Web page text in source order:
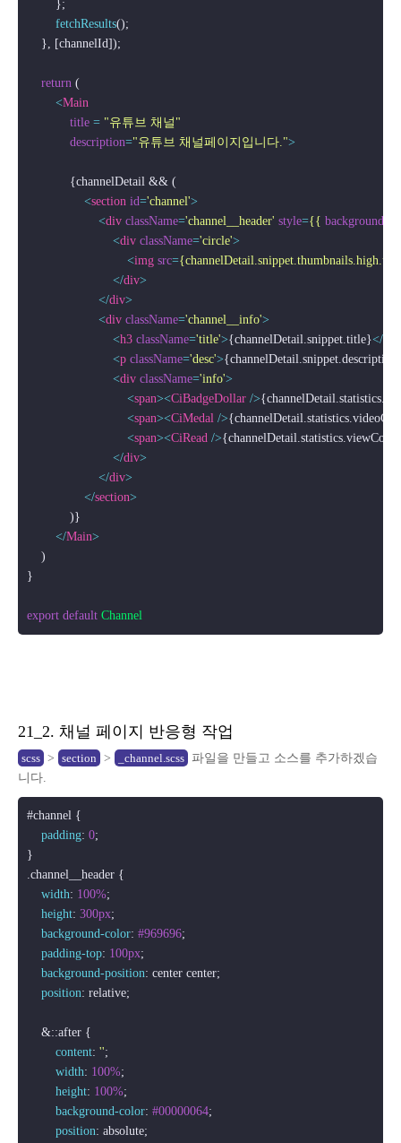
        };
fetchResults();
    }, [channelId]);
return (
<Main
title = "유튜브 채널"
description="유튜브 채널페이지입니다.">
            {channelDetail && (
<section id='channel'>
<div className='channel__header' style={{
<div className='circle'>
<img src=
</div>
</div>
<div className='channel__info'>
<h3 className='title'>{channelDetail.snippet.title}</
<p className='desc'>
<div className='info'>
<span><CiBadgeDollar />
<span><CiMedal />
<span><CiRead />
</div>
</div>
</section>
            )}
</Main>
    )
}
export default Channel
21_2. 채널 페이지 반응형 작업
scss > section > _channel.scss
파일을 만들고 소스를 추가하겠습
니다.
#channel {
padding: 0;
.channel__header {
width: 100%;
height: 300px;
background-color: #969696;
padding-top: 100px;
background-position: center center;
position: relative;
    &
::after {
content: '';
width: 100%;
height: 100%;
background-color: #00000064;
position: absolute;